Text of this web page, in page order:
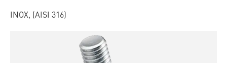
INOX, (AISI 316)